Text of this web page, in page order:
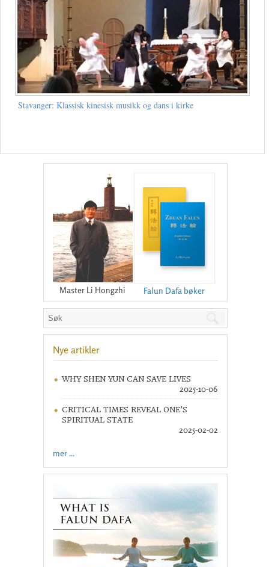
Stavanger: Klassisk kinesisk musikk og dans i kirke
Master Li Hongzhi Falun Dafa bøker
Nye artikler
WHY SHEN YUN CAN SAVE LIVES
2025-10-06
CRITICAL TIMES REVEAL ONE’S
SPIRITUAL STATE
2025-02-02
mer ...